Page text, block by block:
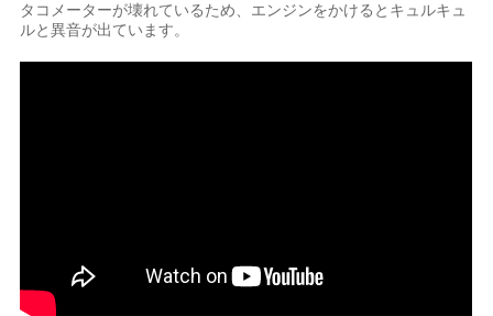
タコメーターが壊れているため、エンジンをかけるとキュルキュ
ルと異音が出ています。